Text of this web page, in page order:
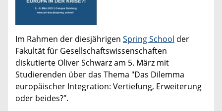
Im Rahmen der diesjährigen Spring School der
Fakultät für Gesellschaftswissenschaften
diskutierte Oliver Schwarz am 5. März mit
Studierenden über das Thema "Das Dilemma
europäischer Integration: Vertiefung, Erweiterung
oder beides?".